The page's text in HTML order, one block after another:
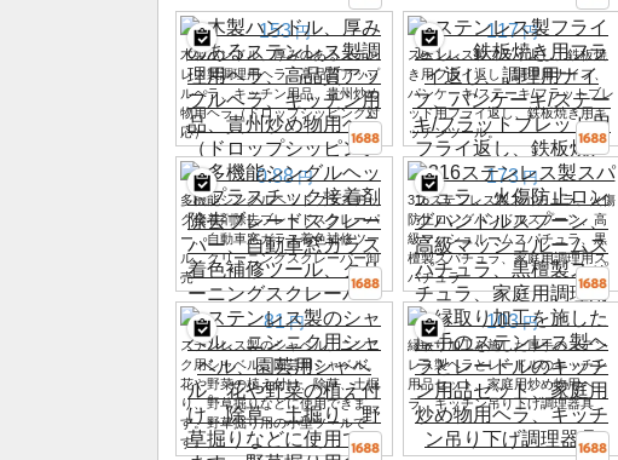
153 円
木製ハンドル、厚みのあるステン
レス製調理用ヘラ、高品質アップ
ルヘラ、キッチン用品、貴州炒め
物用ヘラ（ドロップシッピング対
応）
117 円
ステンレス製フライ返し、鉄板焼
き用フライ返し、調理用ナイフ、
パンケーキ/ステーキ/フラットブレ
ッド用フライ返し、鉄板焼き用キ
ッチンツール。
0.88 円
多機能シングルヘッドプラスチッ
ク接着剤除去ブレードスクレーパ
ー、自動車窓ガラス着色補修ツー
ル、クリーニングスクレーパー卸
売
173 円
316ステンレス製スパチュラ、火傷
防止ロングハンドルスプーン、高
級マッシュルームスパチュラ、黒
檀製スパチュラ、家庭用調理用ス
パチュラ
81 円
ステンレス製のシャベル、ニンニ
ク用シャベル、園芸用シャベル。
花や野菜の植え付け、除草、土掘
り、野草掘りなどに使用できま
す。野草掘り用の小型ツールで
す。
103 円
縁取り加工を施した厚手のステン
レス製ヘラとレードルのキッチン
用品セット、家庭用炒め物用ヘ
ラ、キッチン吊り下げ調理器具